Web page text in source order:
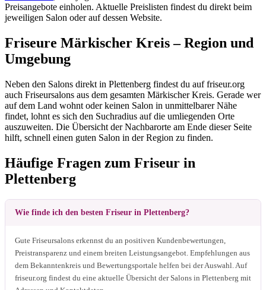
Preisangebote einholen. Aktuelle Preislisten findest du direkt beim
jeweiligen Salon oder auf dessen Website.
Friseure Märkischer Kreis – Region und
Umgebung
Neben den Salons direkt in Plettenberg findest du auf friseur.org
auch Friseursalons aus dem gesamten Märkischer Kreis. Gerade wer
auf dem Land wohnt oder keinen Salon in unmittelbarer Nähe
findet, lohnt es sich den Suchradius auf die umliegenden Orte
auszuweiten. Die Übersicht der Nachbarorte am Ende dieser Seite
hilft, schnell einen guten Salon in der Region zu finden.
Häufige Fragen zum Friseur in
Plettenberg
Wie finde ich den besten Friseur in Plettenberg?
Gute Friseursalons erkennst du an positiven Kundenbewertungen,
Preistransparenz und einem breiten Leistungsangebot. Empfehlungen aus
dem Bekanntenkreis und Bewertungsportale helfen bei der Auswahl. Auf
friseur.org findest du eine aktuelle Übersicht der Salons in Plettenberg mit